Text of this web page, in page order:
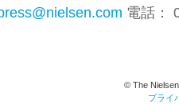
電話：
© The
プライ